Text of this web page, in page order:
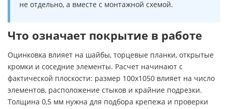
не отдельно, а вместе с монтажной схемой.
Что означает покрытие в работе
Оцинковка влияет на шайбы, торцевые планки, открытые
кромки и соседние элементы. Расчет начинают с
фактической плоскости: размер 100х1050 влияет на число
элементов, расположение стыков и крайние подрезки.
Толщина 0,5 мм нужна для подбора крепежа и проверки